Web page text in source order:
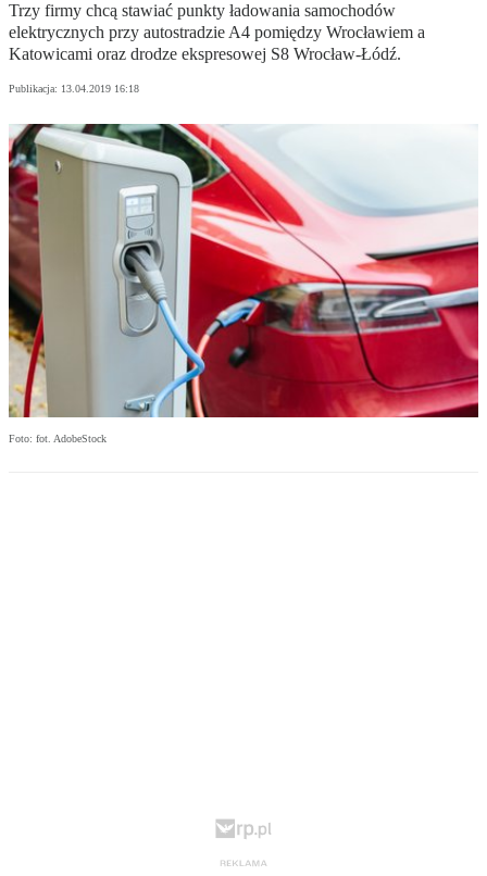
Trzy firmy chcą stawiać punkty ładowania samochodów
elektrycznych przy autostradzie A4 pomiędzy Wrocławiem a
Katowicami oraz drodze ekspresowej S8 Wrocław-Łódź.
Publikacja: 13.04.2019 16:18
Foto: fot. AdobeStock